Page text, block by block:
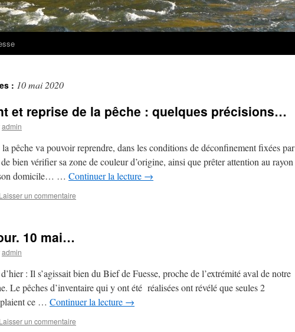
: 10 mai 2020
et reprise de la pêche : quelques précisions…
admin
pêche va pouvoir reprendre, dans les conditions de déconfinement fixées par
bien vérifier sa zone de couleur d’origine, ainsi que prêter attention au rayon
domicile… … Continuer la lecture →
Laisser un commentaire
10 mai…
admin
: Il s’agissait bien du Bief de Fuesse, proche de l’extrémité aval de notre
Le pêches d’inventaire qui y ont été réalisées ont révélé que seules 2
ce … Continuer la lecture →
Laisser un commentaire